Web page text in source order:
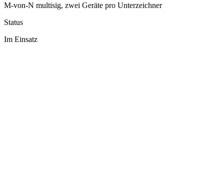
M-von-N multisig, zwei Geräte pro Unterzeichner
Status
Im Einsatz